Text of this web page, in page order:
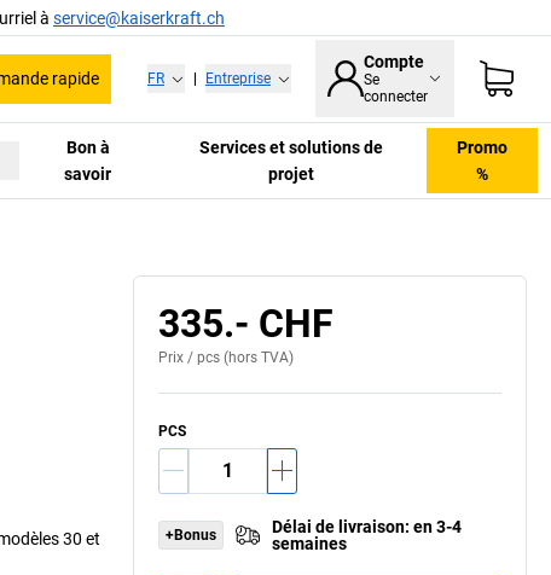
à service@kaiserkraft.ch
rapide FR Entreprise
Compte
Se
connecter
Bon à
savoir
Services et solutions de
projet
Promo
%
30 et
335.- CHF
Prix / pcs (hors TVA)
PCS
+Bonus Délai de livraison: en 3-4
semaines